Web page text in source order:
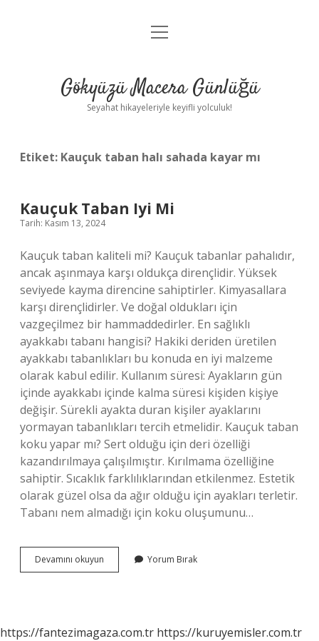
Anasayfa
Yasal Uyarı
menüyü
Gökyüzü Macera Günlüğü
Seyahat hikayeleriyle keyifli yolculuk!
Etiket: Kauçuk taban halı sahada kayar mı
Kauçuk Taban Iyi Mi
Tarih: Kasım 13, 2024
Kauçuk taban kaliteli mi? Kauçuk tabanlar pahalıdır,
ancak aşınmaya karşı oldukça dirençlidir. Yüksek
seviyede kayma direncine sahiptirler. Kimyasallara
karşı dirençlidirler. Ve doğal oldukları için
vazgeçilmez bir hammaddedirler. En sağlıklı
ayakkabı tabanı hangisi? Hakiki deriden üretilen
ayakkabı tabanlıkları bu konuda en iyi malzeme
olarak kabul edilir. Kullanım süresi: Ayakların gün
içinde ayakkabı içinde kalma süresi kişiden kişiye
değişir. Sürekli ayakta duran kişiler ayaklarını
yormayan tabanlıkları tercih etmelidir. Kauçuk taban
koku yapar mı? Sert olduğu için deri özelliği
kazandırılmaya çalışılmıştır. Kırılmama özelliğine
sahiptir. Sıcaklık farklılıklarından etkilenmez. Estetik
olarak güzel olsa da ağır olduğu için ayakları terletir.
Tabanı nem almadığı için koku oluşumunu…
Devamını okuyun
Taban
Yorum Bırak
https://fantezimagaza.com.tr https://kuruyemisler.com.tr